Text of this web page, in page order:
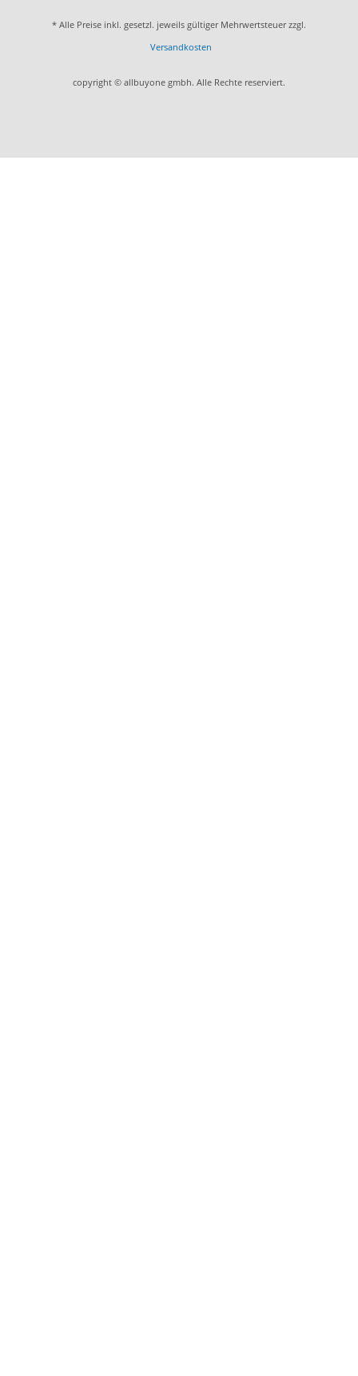
* Alle Preise inkl. gesetzl. jeweils gültiger Mehrwertsteuer zzgl.
Versandkosten
copyright © allbuyone gmbh. Alle Rechte reserviert.